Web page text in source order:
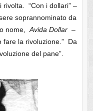
“Con i dollari” –
soprannominato da
nome, Avida Dollar–
fare la rivoluzione.” Da
del pane”.